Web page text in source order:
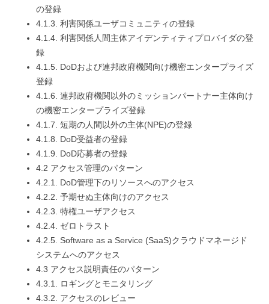
の登録
4.1.3. 利害関係ユーザコミュニティの登録
4.1.4. 利害関係人間主体アイデンティティプロバイダの登
録
4.1.5. DoDおよび連邦政府機関向け機密エンタープライズ
登録
4.1.6. 連邦政府機関以外のミッションパートナー主体向け
の機密エンタープライズ登録
4.1.7. 短期の人間以外の主体(NPE)の登録
4.1.8. DoD受益者の登録
4.1.9. DoD応募者の登録
4.2 アクセス管理のパターン
4.2.1. DoD管理下のリソースへのアクセス
4.2.2. 予期せぬ主体向けのアクセス
4.2.3. 特権ユーザアクセス
4.2.4. ゼロトラスト
4.2.5. Software as a Service (SaaS)クラウドマネージド
システムへのアクセス
4.3 アクセス説明責任のパターン
4.3.1. ロギングとモニタリング
4.3.2. アクセスのレビュー